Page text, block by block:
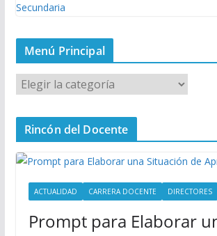
Menú Principal
M
e
n
P
Rincón del Docente
ACTUALIDAD CARRERA DOCENTE DIRECTORES
Prompt para Elaborar